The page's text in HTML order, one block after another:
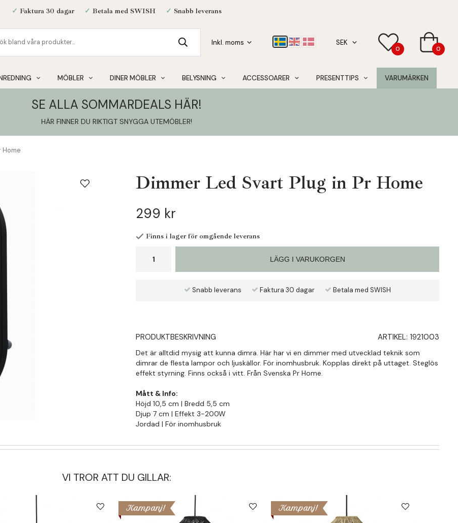
✓ Faktura 30 dagar ✓ Betala med SWISH ✓ Snabb leverans
0 0
MÖBLER DINER MÖBLER BELYSNING ACCESSOARER PRESENTTIPS VARUMÄRKEN
SE ALLA SOMMARDEALS HÄR!
HÄR FINNER DU RIKTIGT SNYGGA UTEMÖBLER!
Home
Dimmer Led Svart Plug in Pr Home
299 kr
Finns i lager för omgående leverans
LÄGG I VARUKORGEN
Snabb leverans Faktura 30 dagar Betala med SWISH
PRODUKTBESKRIVNING ARTIKEL: 1921003
Det är alltdid mysig att kunna dimra. Här har vi en dimmer med utvecklad teknik som
dimrar de flesta lampor och ljuskällor. För inomhusbruk. Kopplas direkt på uttaget. Steglös
effekt styrning. Finns också i vitt. Från Svenska Pr Home.
Mått & Info:
Höjd 10,5 cm | Bredd 5,5 cm
Djup 7 cm | Effekt 3-200W
Jordad | För inomhusbruk
VI TROR ATT DU GILLAR:
Kampanj! Kampanj!